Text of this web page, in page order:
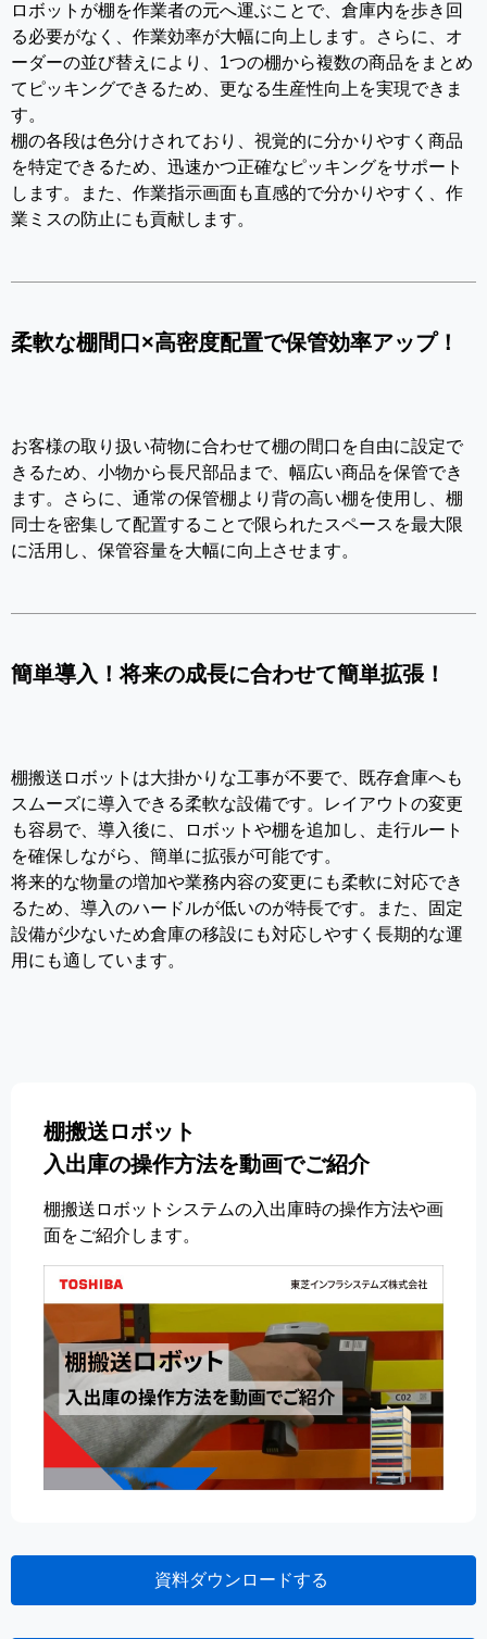
ロボットが棚を作業者の元へ運ぶことで、倉庫内を歩き回
る必要がなく、作業効率が大幅に向上します。さらに、オ
ーダーの並び替えにより、1つの棚から複数の商品をまとめ
てピッキングできるため、更なる生産性向上を実現できま
す。
棚の各段は色分けされており、視覚的に分かりやすく商品
を特定できるため、迅速かつ正確なピッキングをサポート
します。また、作業指示画面も直感的で分かりやすく、作
業ミスの防止にも貢献します。
柔軟な棚間口×高密度配置で保管効率アップ！
お客様の取り扱い荷物に合わせて棚の間口を自由に設定で
きるため、小物から長尺部品まで、幅広い商品を保管でき
ます。さらに、通常の保管棚より背の高い棚を使用し、棚
同士を密集して配置することで限られたスペースを最大限
に活用し、保管容量を大幅に向上させます。
簡単導入！将来の成長に合わせて簡単拡張！
棚搬送ロボットは大掛かりな工事が不要で、既存倉庫へも
スムーズに導入できる柔軟な設備です。レイアウトの変更
も容易で、導入後に、ロボットや棚を追加し、走行ルート
を確保しながら、簡単に拡張が可能です。
将来的な物量の増加や業務内容の変更にも柔軟に対応でき
るため、導入のハードルが低いのが特長です。また、固定
設備が少ないため倉庫の移設にも対応しやすく長期的な運
用にも適しています。
棚搬送ロボット
入出庫の操作方法を動画でご紹介
棚搬送ロボットシステムの入出庫時の操作方法や画
面をご紹介します。
資料ダウンロードする